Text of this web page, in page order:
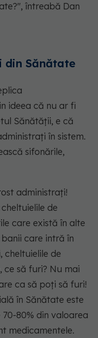
întreabă Dan
din Sănătate
ideea că nu ar fi
Sănătății, e că
în sistem.
sifonările,
administrați!
de
care există în alte
care intră în
cheltuielile de
ce să furi? Nu mai
ca să poți să furi!
în Sănătate este
80% din valoarea
medicamentele.